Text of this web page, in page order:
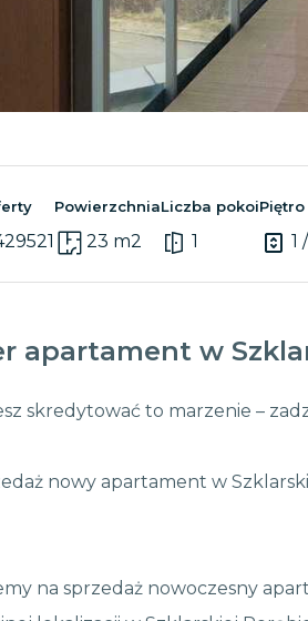
Powierzchnia
23 m2
Liczba pokoi
1
Piętro
1
apartament w
skredytować to marzenie –
nowy apartament w
na sprzedaż nowoczesny